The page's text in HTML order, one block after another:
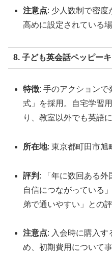
注意点: 少人数制で密度
高めに設定されている
8. 子ども英会話ペッピー
特徴: 手のアクションで
式」を採用。自宅学習
り、教室以外でも英語
所在地: 東京都町田市旭
評判 : 「年に数回ある外
自信につながっている
弟で通いやすい」との評
注意点: 入会時に購入す
め、初期費用について